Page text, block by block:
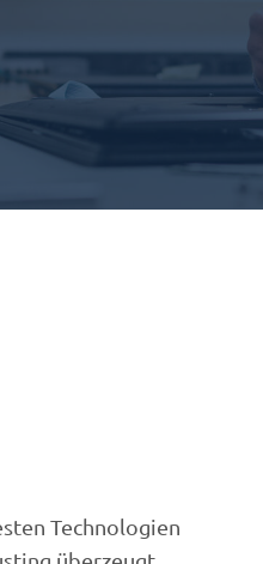
Technologien